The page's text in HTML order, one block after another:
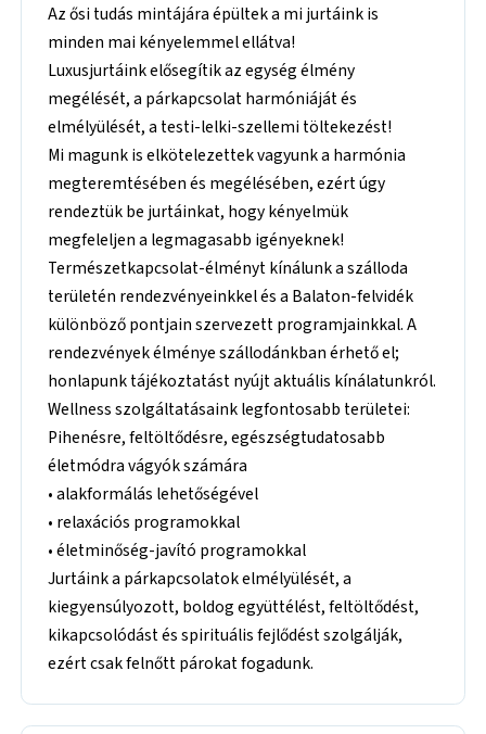
Az ősi tudás mintájára épültek a mi jurtáink is
minden mai kényelemmel ellátva!
Luxusjurtáink elősegítik az egység élmény
megélését, a párkapcsolat harmóniáját és
elmélyülését, a testi-lelki-szellemi töltekezést!
Mi magunk is elkötelezettek vagyunk a harmónia
megteremtésében és megélésében, ezért úgy
rendeztük be jurtáinkat, hogy kényelmük
megfeleljen a legmagasabb igényeknek!
Természetkapcsolat-élményt kínálunk a szálloda
területén rendezvényeinkkel és a Balaton-felvidék
különböző pontjain szervezett programjainkkal. A
rendezvények élménye szállodánkban érhető el;
honlapunk tájékoztatást nyújt aktuális kínálatunkról.
Wellness szolgáltatásaink legfontosabb területei:
Pihenésre, feltöltődésre, egészségtudatosabb
életmódra vágyók számára
• alakformálás lehetőségével
• relaxációs programokkal
• életminőség-javító programokkal
Jurtáink a párkapcsolatok elmélyülését, a
kiegyensúlyozott, boldog együttélést, feltöltődést,
kikapcsolódást és spirituális fejlődést szolgálják,
ezért csak felnőtt párokat fogadunk.